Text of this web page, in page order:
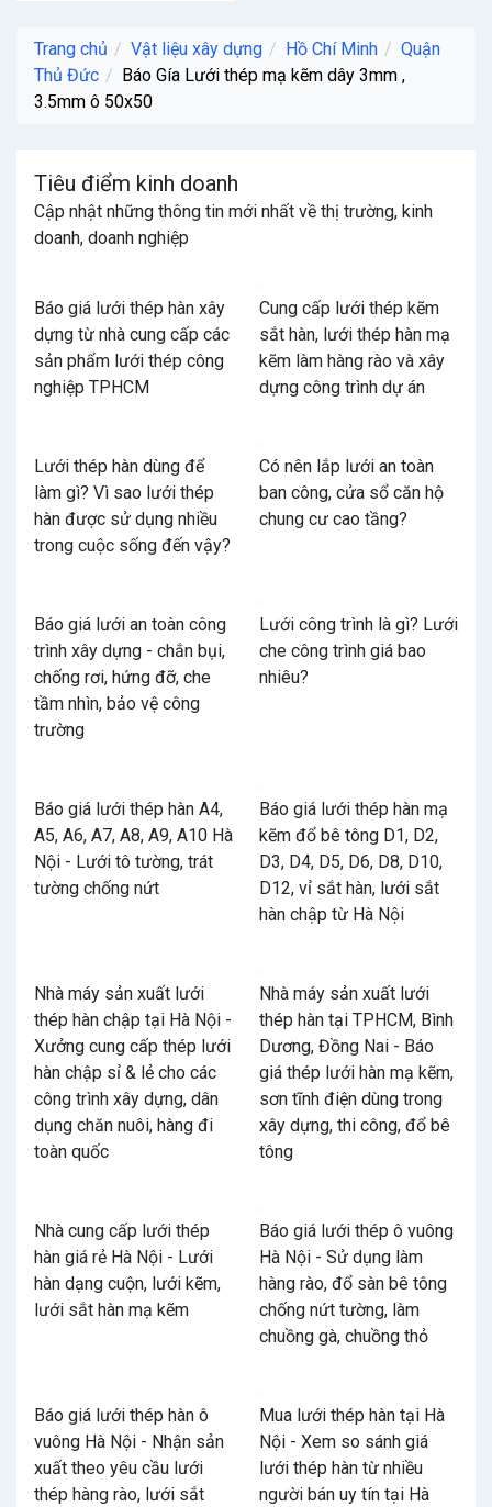
Trang chủ Vật liệu xây dựng Hồ Chí Minh
Quận
Thủ Đức
Báo Gía Lưới thép mạ kẽm dây 3mm ,
3.5mm ô 50x50
Tiêu điểm kinh doanh
Cập nhật những thông tin mới nhất về thị trường, kinh
doanh, doanh nghiệp
Báo giá lưới thép hàn xây
dựng từ nhà cung cấp các
sản phẩm lưới thép công
nghiệp TPHCM
Cung cấp lưới thép kẽm
sắt hàn, lưới thép hàn mạ
kẽm làm hàng rào và xây
dựng công trình dự án
Lưới thép hàn dùng để
làm gì? Vì sao lưới thép
hàn được sử dụng nhiều
trong cuộc sống đến vậy?
Có nên lắp lưới an toàn
ban công, cửa sổ căn hộ
chung cư cao tầng?
Báo giá lưới an toàn công
trình xây dựng - chắn bụi,
chống rơi, hứng đỡ, che
tầm nhìn, bảo vệ công
trường
Lưới công trình là gì? Lưới
che công trình giá bao
nhiêu?
Báo giá lưới thép hàn A4,
A5, A6, A7, A8, A9, A10 Hà
Nội - Lưới tô tường, trát
tường chống nứt
Báo giá lưới thép hàn mạ
kẽm đổ bê tông D1, D2,
D3, D4, D5, D6, D8, D10,
D12, vỉ sắt hàn, lưới sắt
hàn chập từ Hà Nội
Nhà máy sản xuất lưới
thép hàn chập tại Hà Nội -
Xưởng cung cấp thép lưới
hàn chập sỉ & lẻ cho các
công trình xây dựng, dân
dụng chăn nuôi, hàng đi
toàn quốc
Nhà máy sản xuất lưới
thép hàn tại TPHCM, Bình
Dương, Đồng Nai - Báo
giá thép lưới hàn mạ kẽm,
sơn tĩnh điện dùng trong
xây dựng, thi công, đổ bê
tông
Nhà cung cấp lưới thép
hàn giá rẻ Hà Nội - Lưới
hàn dạng cuộn, lưới kẽm,
lưới sắt hàn mạ kẽm
Báo giá lưới thép ô vuông
Hà Nội - Sử dụng làm
hàng rào, đổ sàn bê tông
chống nứt tường, làm
chuồng gà, chuồng thỏ
Báo giá lưới thép hàn ô
vuông Hà Nội - Nhận sản
xuất theo yêu cầu lưới
thép hàng rào, lưới sắt
Mua lưới thép hàn tại Hà
Nội - Xem so sánh giá
lưới thép hàn từ nhiều
người bán uy tín tại Hà